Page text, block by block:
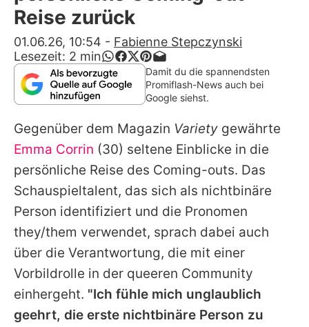
Filme & Serien
Lifestyle
Familie & Liebe
Promiflash Exklusiv
Alle Themen auf Promiflash
Jobs
App runterladen
Team
Redaktionelle Richtlinien
Impressum
Datenschutzerklärung
Reise zurück
01.06.26, 10:54 - Fabienne Stepczynski
Lesezeit: 2 min
Damit du die spannendsten
Promiflash-News auch bei
Google siehst.
Gegenüber dem Magazin Variety gewährte
Emma Corrin (30) seltene Einblicke in die
persönliche Reise des Coming-outs. Das
Schauspieltalent, das sich als nichtbinäre
Person identifiziert und die Pronomen
they/them verwendet, sprach dabei auch
über die Verantwortung, die mit einer
Vorbildrolle in der queeren Community
einhergeht. "Ich fühle mich unglaublich
geehrt, die erste nichtbinäre Person zu